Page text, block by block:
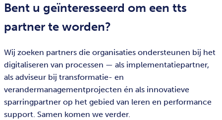
Bent u geïnteresseerd om een tts
partner te worden?
Wij zoeken partners die organisaties ondersteunen bij het
digitaliseren van processen — als implementatiepartner,
als adviseur bij transformatie- en
verandermanagementprojecten én als innovatieve
sparringpartner op het gebied van leren en performance
support. Samen komen we verder.